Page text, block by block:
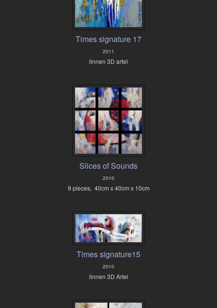
Times signature 17
2011
linnen 3D artel
Slices of Sounds
2010
9 pieces, 40cm x 40cm x 10cm
Times signature15
2010
linnen 3D Artel